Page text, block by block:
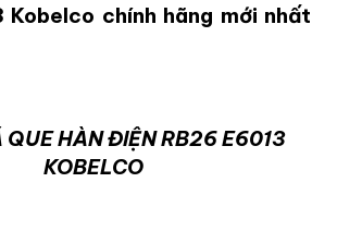
Kobelco chính hãng mới nhất
QUE HÀN ĐIỆN RB26 E6013
KOBELCO